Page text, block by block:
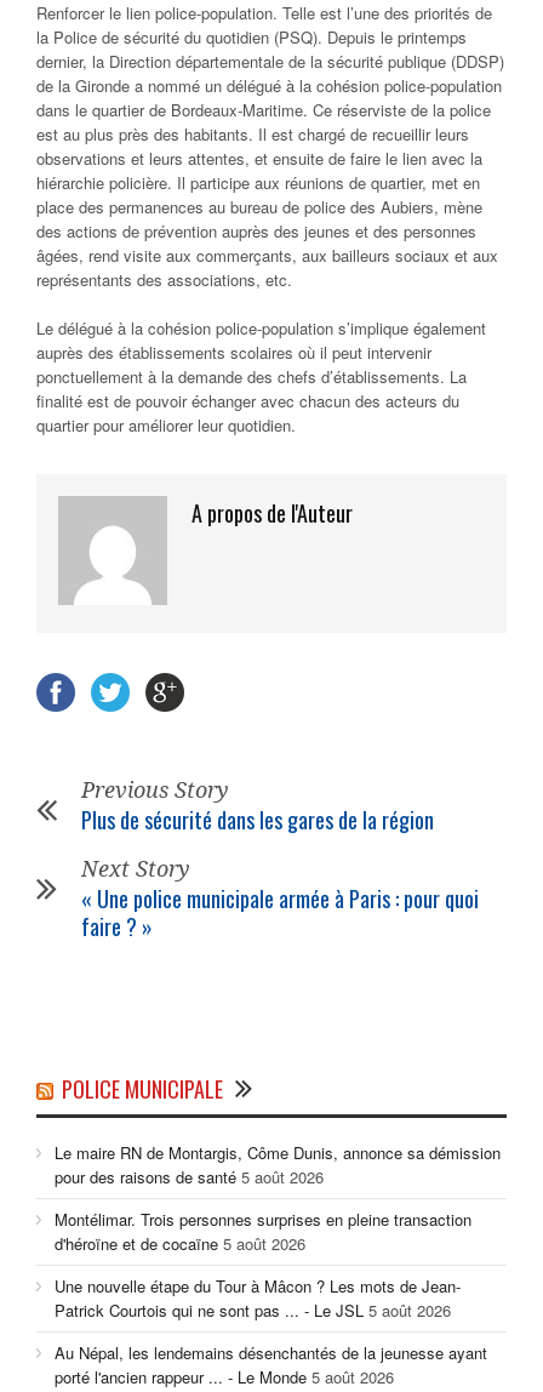
Renforcer le lien police-population. Telle est l’une des priorités de
la Police de sécurité du quotidien (PSQ). Depuis le printemps
dernier, la Direction départementale de la sécurité publique (DDSP)
de la Gironde a nommé un délégué à la cohésion police-population
dans le quartier de Bordeaux-Maritime. Ce réserviste de la police
est au plus près des habitants. Il est chargé de recueillir leurs
observations et leurs attentes, et ensuite de faire le lien avec la
hiérarchie policière. Il participe aux réunions de quartier, met en
place des permanences au bureau de police des Aubiers, mène
des actions de prévention auprès des jeunes et des personnes
âgées, rend visite aux commerçants, aux bailleurs sociaux et aux
représentants des associations, etc.
Le délégué à la cohésion police-population s’implique également
auprès des établissements scolaires où il peut intervenir
ponctuellement à la demande des chefs d’établissements. La
finalité est de pouvoir échanger avec chacun des acteurs du
quartier pour améliorer leur quotidien.
A propos de l'Auteur
Previous Story
Plus de sécurité dans les gares de la région
Next Story
« Une police municipale armée à Paris : pour quoi
faire ? »
POLICE MUNICIPALE
Le maire RN de Montargis, Côme Dunis, annonce sa démission
pour des raisons de santé 5 août 2026
Montélimar. Trois personnes surprises en pleine transaction
d'héroïne et de cocaïne 5 août 2026
Une nouvelle étape du Tour à Mâcon ? Les mots de Jean-
Patrick Courtois qui ne sont pas ... - Le JSL 5 août 2026
Au Népal, les lendemains désenchantés de la jeunesse ayant
porté l'ancien rappeur ... - Le Monde 5 août 2026